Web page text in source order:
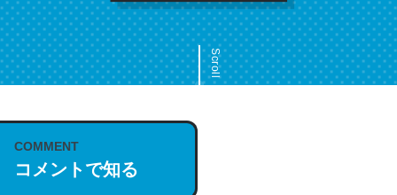
Scroll
COMMENT
コメントで知る
これは名文。彼はとてもクレバーなんだろうなと凄く思
う。英語少しでも読める人は原文もお勧め。自分はこの流